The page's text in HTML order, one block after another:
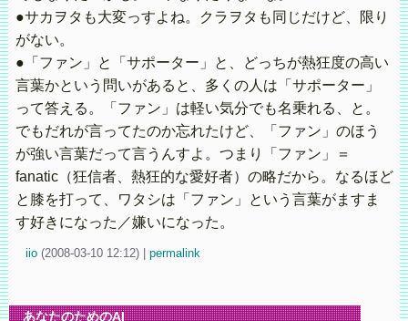
●サカヲタも大変っすよね。クラヲタも同じだけど、限り
がない。
●「ファン」と「サポーター」と、どっちが熱狂度の高い
言葉かという問いがあると、多くの人は「サポーター」
って答える。「ファン」は軽い気分でも名乗れる、と。
でもだれが言ってたのか忘れたけど、「ファン」のほう
が強い言葉だって言うんすよ。つまり「ファン」＝
fanatic（狂信者、熱狂的な愛好者）の略だから。なるほど
と膝を打って、ワタシは「ファン」という言葉がますま
す好きになった／嫌いになった。
iio (2008-03-10 12:12) permalink
あなたのためのAI